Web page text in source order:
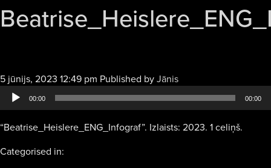
5 jūnijs, 2023 12:49 pm Published byJānisAudio
atskaņotājs
00:00 00:00
“Beatrise_Heislere_ENG_Infograf”. Izlaists: 2023. 1 celiņš.
Categorised in: